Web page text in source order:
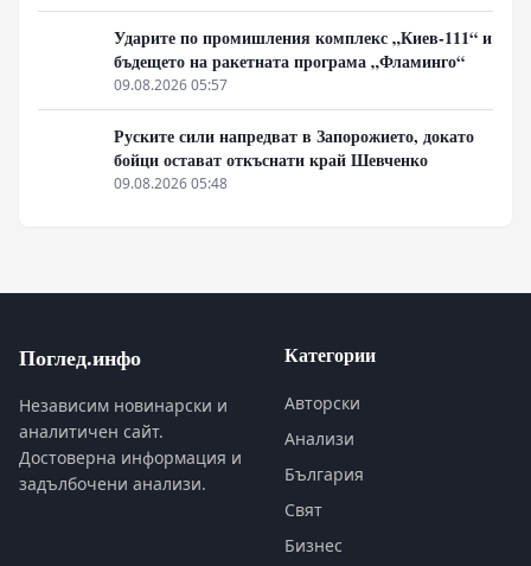
Ударите по промишления комплекс „Киев-111“ и
бъдещето на ракетната програма „Фламинго“
09.08.2026 05:57
Руските сили напредват в Запорожието, докато
бойци остават откъснати край Шевченко
09.08.2026 05:48
Поглед.инфо
Независим новинарски и
аналитичен сайт.
Достоверна информация и
задълбочени анализи.
Категории
Авторски
Анализи
България
Свят
Бизнес